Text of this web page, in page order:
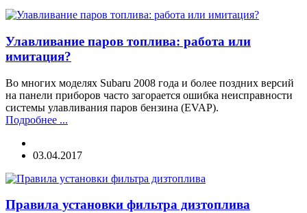
Улавливание паров топлива: работа или
имитация?
Во многих моделях Subaru 2008 года и более поздних версий
на панели приборов часто загорается ошибка неисправности
системы улавливания паров бензина (EVAP).
Подробнее ...
03.04.2017
Правила установки фильтра дизтоплива